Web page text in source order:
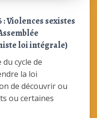
: Violences sexistes
loi intégrale)
cycle de
la loi
de découvrir ou
ou certaines